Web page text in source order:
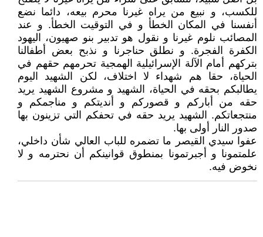
للكسب، و نبيع من يراه غيرنا محرم بيعه، دائما نضع
أنفسنا في المكان الخطأ و في التوقيت الخطأ. و عند
المصائب نلوم غيرنا و نقول هو تدبير بنو صهيون، اليهود
الكفرة الفجرة. و نطلق حناجرنا و نذبح بعض أطفالنا
بتركهم أمام الآلة الإسرائيلية الهمجية تحرمهم حقهم في
الحياة، حقا هم شهداء لا اختلاف، لكن الشهيد اليوم
يطالبكم بحقه في الحياة، الشهيد و مشروع الشهيد يريد
حقه من أباركم و قصوركم و أنديتكم و مناجمكم و
منتجعاتكم. الشهيد يريد حقه في تحفكم التي تزينون بها
صدور النار أولى بها.
عفوا سيدي القيصر ما تضمره للباب العالي شأن داخلي،
علمتمونا و أجبرتمونا بمنطوق قوانينكم أن نحترمه و لا
نخوض فيه.